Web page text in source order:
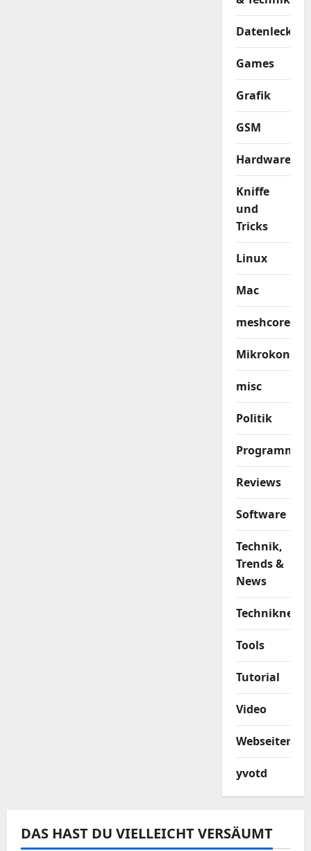
Datenleck
Games
Grafik
GSM
Hardware
Kniffe
und
Tricks
Linux
Mac
meshcore
misc
Politik
Reviews
Software
Technik,
Trends &
News
Techniknews
Tools
Tutorial
Video
Webseiten
yvotd
DAS HAST DU VIELLEICHT VERSÄUMT